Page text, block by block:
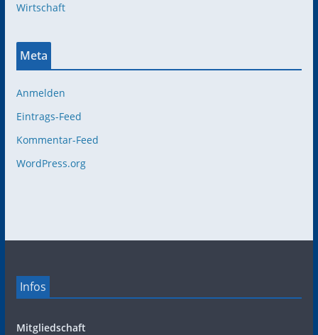
Wirtschaft
Meta
Anmelden
Eintrags-Feed
Kommentar-Feed
WordPress.org
Infos
Mitgliedschaft